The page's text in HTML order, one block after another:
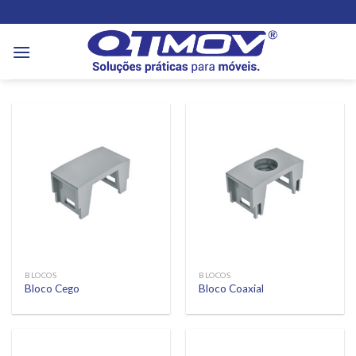
to
content
BLOCOS
Bloco Cego
BLOCOS
Bloco Coaxial